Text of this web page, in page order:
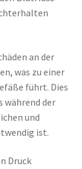
an der
was zu einer
führt. Dies
während der
und
ist.
Druck